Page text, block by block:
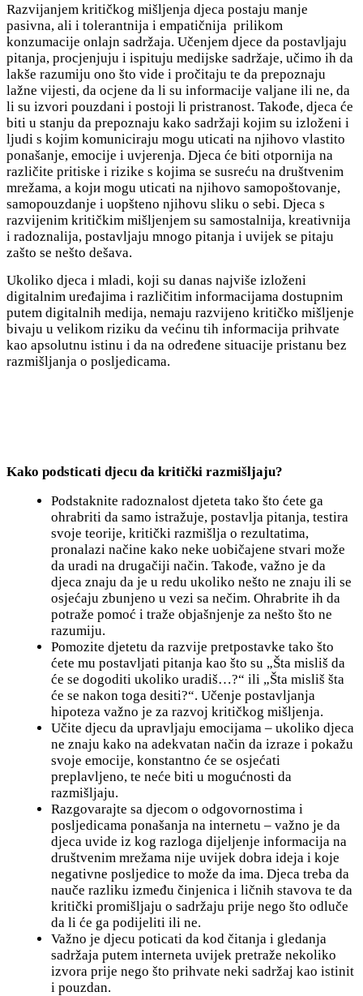
Razvijanjem kritičkog mišljenja djeca postaju manje
pasivna, ali i tolerantnija i empatičnija prilikom
konzumacije onlajn sadržaja. Učenjem djece da postavljaju
pitanja, procjenjuju i ispituju medijske sadržaje, učimo ih da
lakše razumiju ono što vide i pročitaju te da prepoznaju
lažne vijesti, da ocjene da li su informacije valjane ili ne, da
li su izvori pouzdani i postoji li pristranost. Takođe, djeca će
biti u stanju da prepoznaju kako sadržaji kojim su izloženi i
ljudi s kojim komuniciraju mogu uticati na njihovo vlastito
ponašanje, emocije i uvjerenja. Djeca će biti otpornija na
različite pritiske i rizike s kojima se susreću na društvenim
mrežama, a kojи mogu uticati na njihovо samоpoštovanje,
samopouzdanje i uopšteno njihovu sliku o sebi. Djeca s
razvijenim kritičkim mišljenjem su samostalnija, kreativnija
i radoznalija, postavljaju mnogo pitanja i uvijek se pitaju
zašto se nešto dešava.
Ukoliko djeca i mladi, koji su danas najviše izloženi
digitalnim uređajima i različitim informacijama dostupnim
putem digitalnih medija, nemaju razvijeno kritičko mišljenje
bivaju u velikom riziku da većinu tih informacija prihvate
kao apsolutnu istinu i da na određene situacije pristanu bez
razmišljanja o posljedicama.
Kako podsticati djecu da kritički razmišljaju?
Podstaknite radoznalost djeteta tako što ćete ga
ohrabriti da samo istražuje, postavlja pitanja, testira
svoje teorije, kritički razmišlja o rezultatima,
pronalazi načine kako neke uobičajene stvari može
da uradi na drugačiji način. Takođe, važno je da
djeca znaju da je u redu ukoliko nešto ne znaju ili se
osjećaju zbunjeno u vezi sa nečim. Ohrabrite ih da
potraže pomoć i traže objašnjenje za nešto što ne
razumiju.
Pomozite djetetu da razvije pretpostavke tako što
ćete mu postаvljati pitanja kao što su „Šta misliš da
će se dogoditi ukoliko uradiš…?“ ili „Šta misliš šta
će se nakon toga desiti?“. Učenje postavljanja
hipoteza važno je za razvoj kritičkog mišljenja.
Učite djecu da upravljaju emocijama – ukoliko djeca
ne znaju kako na adekvatan način da izraze i pokažu
svoje emocije, konstantno će se osjećati
preplavljeno, te neće biti u mogućnosti da
razmišljaju.
Razgovarajte sa djecom o odgovornostima i
posljedicama ponašanja na internetu – važno je da
djeca uvide iz kog razloga dijeljenje informacija na
društvenim mrežama nije uvijek dobra ideja i koje
negativne posljedice to može da ima. Djeca treba da
nauče razliku između činjenica i ličnih stavova te da
kritički promišljaju o sadržaju prije nego što odluče
da li će ga podijeliti ili ne.
Važno je djecu poticati da kod čitanja i gledanja
sadržaja putem interneta uvijek pretraže nekoliko
izvora prije nego što prihvate neki sadržaj kao istinit
i pouzdan.